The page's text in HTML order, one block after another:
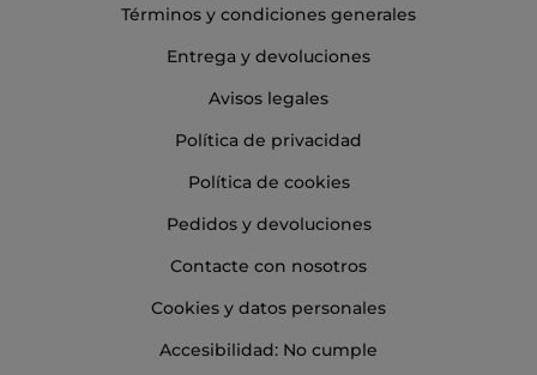
Términos y condiciones generales
Entrega y devoluciones
Avisos legales
Política de privacidad
Política de cookies
Pedidos y devoluciones
Contacte con nosotros
Cookies y datos personales
Accesibilidad: No cumple